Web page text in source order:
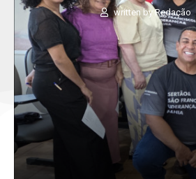
written byRedação